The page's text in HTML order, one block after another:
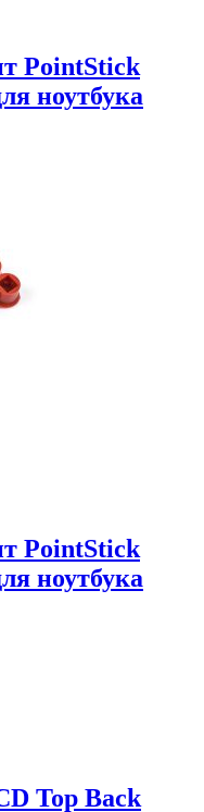
PointStick
ноутбука
PointStick
ноутбука
Top Back